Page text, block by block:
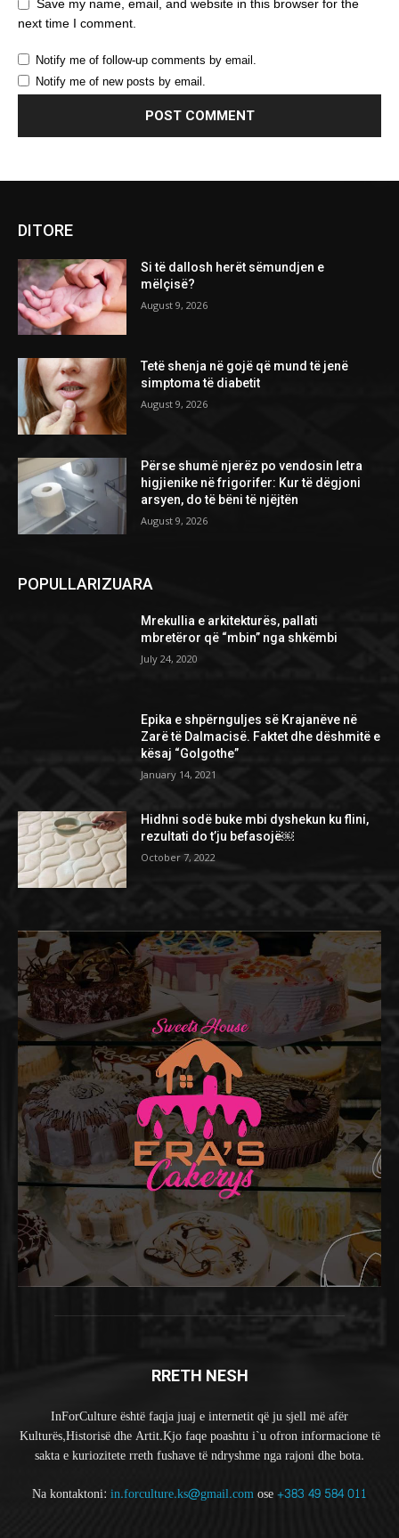
Save my name, email, and website in this browser for the
next time I comment.
Notify me of follow-up comments by email.
Notify me of new posts by email.
DITORE
Si të dallosh herët sëmundjen e
mëlçisë?
August 9, 2026
Tetë shenja në gojë që mund të jenë
simptoma të diabetit
August 9, 2026
Përse shumë njerëz po vendosin letra
higjienike në frigorifer: Kur të dëgjoni
arsyen, do të bëni të njëjtën
August 9, 2026
POPULLARIZUARA
Mrekullia e arkitekturës, pallati
mbretëror që “mbin” nga shkëmbi
July 24, 2020
Epika e shpërnguljes së Krajanëve në
Zarë të Dalmacisë. Faktet dhe dëshmitë e
kësaj “Golgothe”
January 14, 2021
Hidhni sodë buke mbi dyshekun ku flini,
rezultati do t’ju befasojë￼
October 7, 2022
RRETH NESH
InForCulture është faqja juaj e internetit që ju sjell më afër
Kulturës,Historisë dhe Artit.Kjo faqe poashtu i`u ofron informacione të
sakta e kuriozitete rreth fushave të ndryshme nga rajoni dhe bota.
Na kontaktoni: in.forculture.ks@gmail.comose+383 49 584 011